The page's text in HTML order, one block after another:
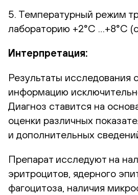
5. Температурный режим
лабораторию +2°С …+8°С
Интерпретация:
Результаты исследования
информацию
Диагноз ставится на
оценки различных
и дополнительных
Препарат исследуют на
эритроцитов, ядерного
фагоцитоза, наличия